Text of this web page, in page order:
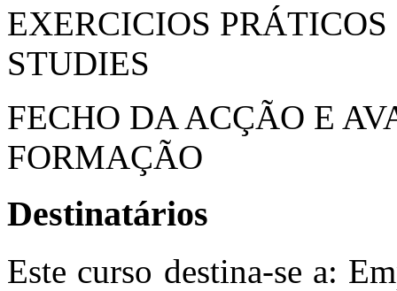
EXERCICIOS
STUDIES
FECHO DA ACÇÃO E
FORMAÇÃO
Destinatários
Este curso destina-se a: